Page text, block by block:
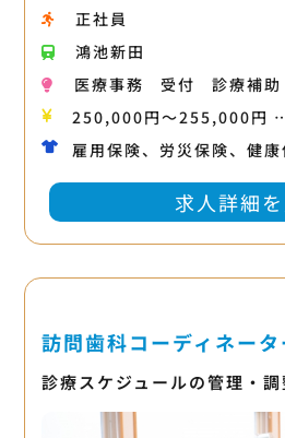
正社員
鴻池新田
医療事務
受付
診療補助
250,000円〜255,000円
雇用保険、労災保険、健
求人詳細
訪問歯科コーディネー
診療スケジュールの管理・